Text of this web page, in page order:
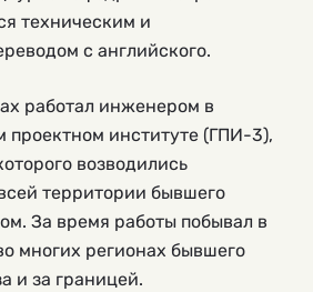
техническим и
с английского.
работал инженером в
проектном институте (ГПИ-3),
возводились
территории бывшего
За время работы побывал в
многих регионах бывшего
и за границей.